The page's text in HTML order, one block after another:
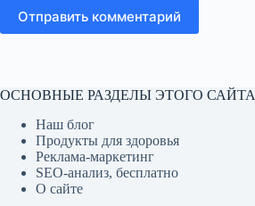
Отправить комментарий
ОСНОВНЫЕ РАЗДЕЛЫ ЭТОГО САЙТА
Наш блог
Продукты для здоровья
Реклама-маркетинг
SEO-анализ, бесплатно
О сайте